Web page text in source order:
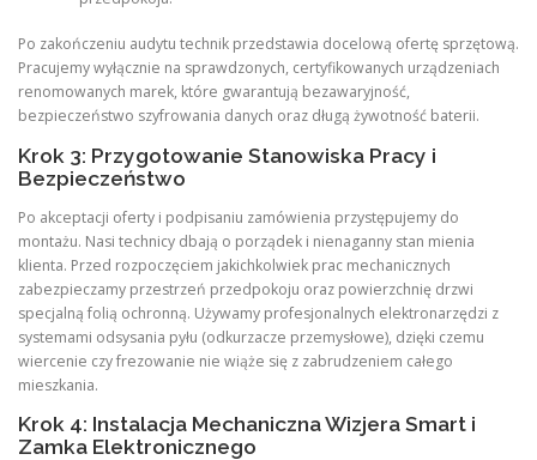
Po zakończeniu audytu technik przedstawia docelową ofertę sprzętową.
Pracujemy wyłącznie na sprawdzonych, certyfikowanych urządzeniach
renomowanych marek, które gwarantują bezawaryjność,
bezpieczeństwo szyfrowania danych oraz długą żywotność baterii.
Krok 3: Przygotowanie Stanowiska Pracy i
Bezpieczeństwo
Po akceptacji oferty i podpisaniu zamówienia przystępujemy do
montażu. Nasi technicy dbają o porządek i nienaganny stan mienia
klienta. Przed rozpoczęciem jakichkolwiek prac mechanicznych
zabezpieczamy przestrzeń przedpokoju oraz powierzchnię drzwi
specjalną folią ochronną. Używamy profesjonalnych elektronarzędzi z
systemami odsysania pyłu (odkurzacze przemysłowe), dzięki czemu
wiercenie czy frezowanie nie wiąże się z zabrudzeniem całego
mieszkania.
Krok 4: Instalacja Mechaniczna Wizjera Smart i
Zamka Elektronicznego